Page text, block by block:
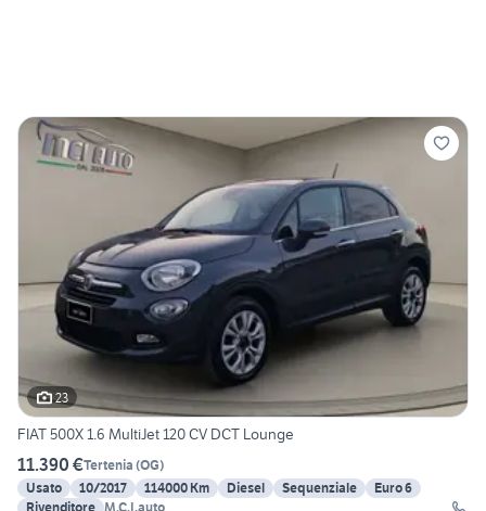
23
FIAT 500X 1.6 MultiJet 120 CV DCT Lounge
11.390 €Tertenia (OG)
Usato
10/2017 114000 Km Diesel Sequenziale
Euro 6
Rivenditore M.C.I.auto